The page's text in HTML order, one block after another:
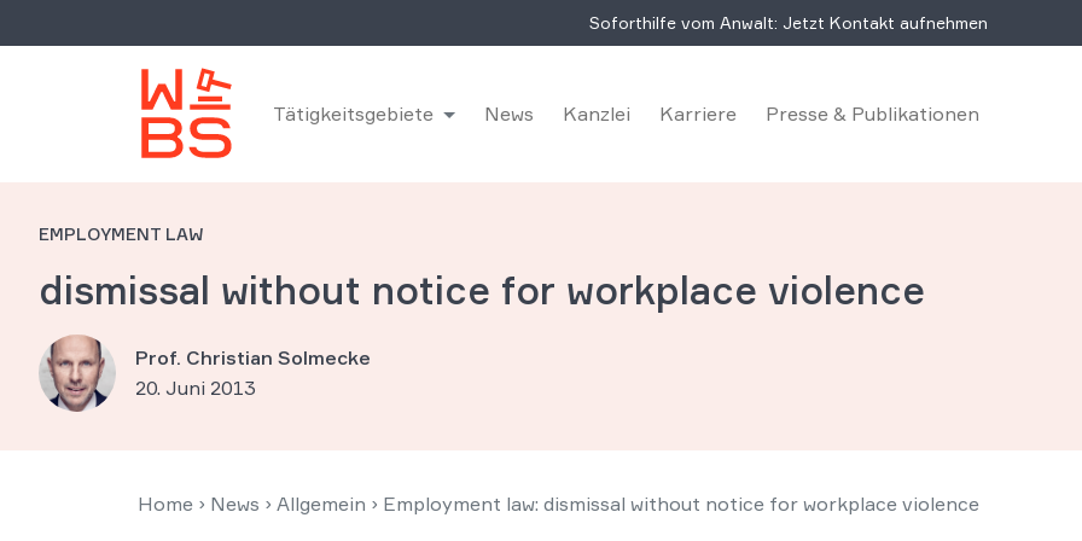
Soforthilfe vom Anwalt: Jetzt Kontakt aufnehmen
Tätigkeitsgebiete News Kanzlei Karriere Presse & Publikationen
EMPLOYMENT LAW
dismissal without notice for workplace violence
Prof. Christian Solmecke
20. Juni 2013
Home › News › Allgemein › Employment law: dismissal without notice for workplace violence